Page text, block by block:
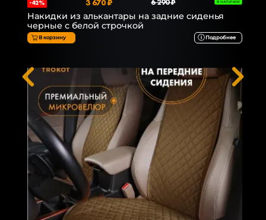
-42% 3 670 ₽ 6 290 ₽ В НАЛИЧИИ
Накидки из алькантары на задние сиденья
черные с белой строчкой
В корзину Подробнее